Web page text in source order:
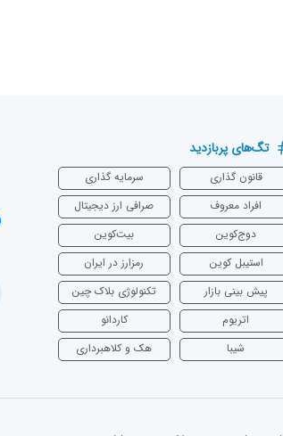
تگ‌های پربازدید
قانون گذاری
سرمایه‌ گذاری
افراد معروف
صرافی ارز دیجیتال
دوج‌کوین
بیت‌کوین
استیبل کوین
رمزارز در ایران
پیش بینی بازار
تکنولوژی بلاک چین
اتریوم
‌کاردانو
شیبا
هک و کلاهبرداری